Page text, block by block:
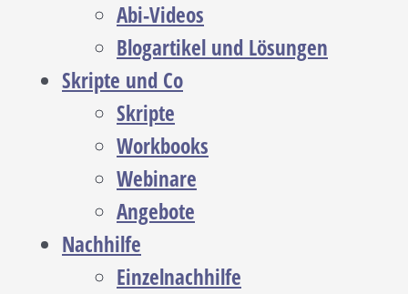
Abi-Videos
Blogartikel und Lösungen
Skripte und Co
Skripte
Workbooks
Webinare
Angebote
Nachhilfe
Einzelnachhilfe